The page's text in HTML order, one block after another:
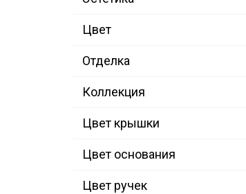
Цвет
Отделка
Коллекция
Цвет крышки
Цвет основания
Цвет ручек